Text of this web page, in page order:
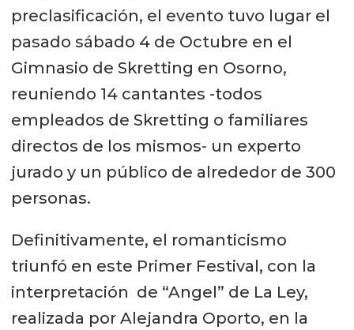
preclasificación, el evento tuvo lugar el
pasado sábado 4 de Octubre en el
Gimnasio de Skretting en Osorno,
reuniendo 14 cantantes -todos
empleados de Skretting o familiares
directos de los mismos- un experto
jurado y un público de alrededor de 300
personas.
Definitivamente, el romanticismo
triunfó en este Primer Festival, con la
interpretación de “Angel” de La Ley,
realizada por Alejandra Oporto, en la